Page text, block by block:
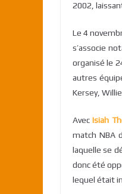
2002,
Le 4
s’associe
organisé le
autres
Kersey,
AvecIsiah
match NBA
laquelle se
donc été
lequel était